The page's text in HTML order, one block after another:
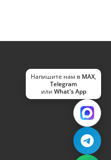
Напишите нам в MAX,
Telegram
или What's App